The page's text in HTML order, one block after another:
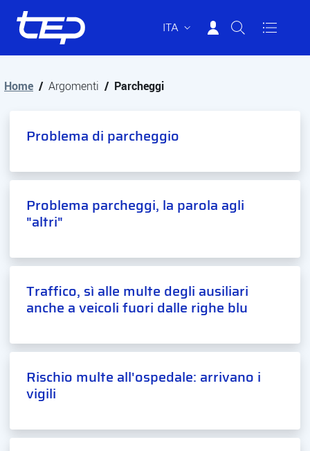
Tep - Trasporti pubblici ParmaITA
Home / Argomenti / Parcheggi
Problema di parcheggio
Problema parcheggi, la parola agli
"altri"
Traffico, sì alle multe degli ausiliari
anche a veicoli fuori dalle righe blu
Rischio multe all'ospedale: arrivano i
vigili